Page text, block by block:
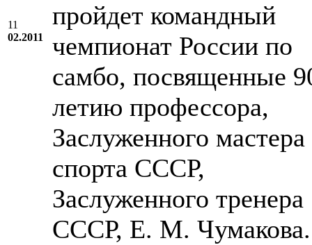
11
02.2011
пройдет командный
чемпионат России по
самбо, посвященные
летию профессора,
Заслуженного мастера
спорта СССР,
Заслуженного тренера
СССР, Е. М. Чумакова.